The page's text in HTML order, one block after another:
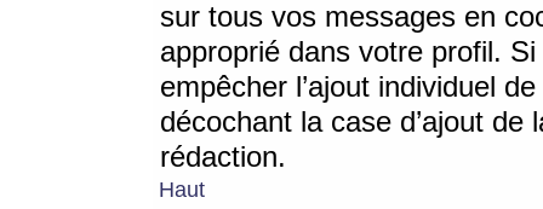
sur tous vos messages en
approprié dans votre profil.
empêcher l’ajout individuel
décochant la case d’ajout
rédaction.
Haut